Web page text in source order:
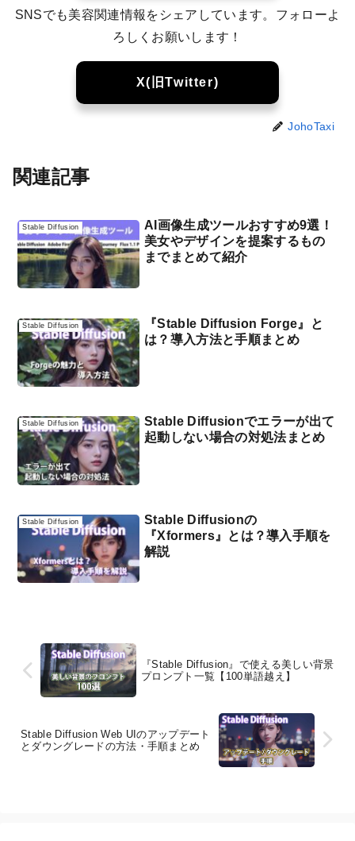
SNSでも美容関連情報をシェアしています。フォローよ
ろしくお願いします！
X(旧Twitter)
JohoTaxi
関連記事
Stable Diffusion
AI画像生成ツールおすすめ9選！
美女やデザインを提案するもの
までまとめて紹介
Stable Diffusion
『Stable Diffusion Forge』と
は？導入方法と手順まとめ
Stable Diffusion
Stable Diffusionでエラーが出て
起動しない場合の対処法まとめ
Stable Diffusion
Stable Diffusionの
『Xformers』とは？導入手順を
解説
『Stable Diffusion』で使える美しい背景
プロンプト一覧【100単語越え】
Stable Diffusion Web UIのアップデート
とダウングレードの方法・手順まとめ